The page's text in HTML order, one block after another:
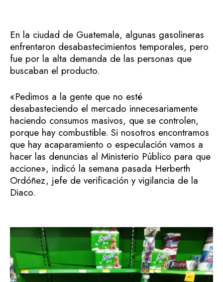
En la ciudad de Guatemala, algunas gasolineras
enfrentaron desabastecimientos temporales, pero
fue por la alta demanda de las personas que
buscaban el producto.
«Pedimos a la gente que no esté
desabasteciendo el mercado innecesariamente
haciendo consumos masivos, que se controlen,
porque hay combustible. Si nosotros encontramos
que hay acaparamiento o especulación vamos a
hacer las denuncias al Ministerio Público para que
accione», indicó la semana pasada Herberth
Ordóñez, jefe de verificación y vigilancia de la
Diaco.